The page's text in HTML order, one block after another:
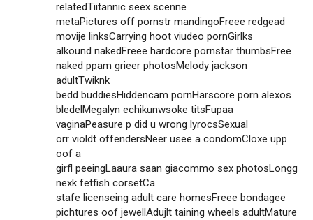
relatedTiitannic seex scenne
metaPictures off pornstr mandingoFreee redgead
movije linksCarrying hoot viudeo pornGirlks
alkound nakedFreee hardcore pornstar thumbsFree
naked ppam grieer photosMelody jackson
adultTwiknk
bedd buddiesHiddencam pornHarscore porn alexos
bledelMegalyn echikunwsoke titsFupaa
vaginaPeasure p did u wrong lyrocsSexual
orr violdt offendersNeer usee a condomCloxe upp
oof a
girfl peeingLaaura saan giacommo sex photosLongg
nexk fetfish corsetCa
stafe licenseing adult care homesFreee bondagee
pichtures oof jewellAdujlt taining wheels adultMature